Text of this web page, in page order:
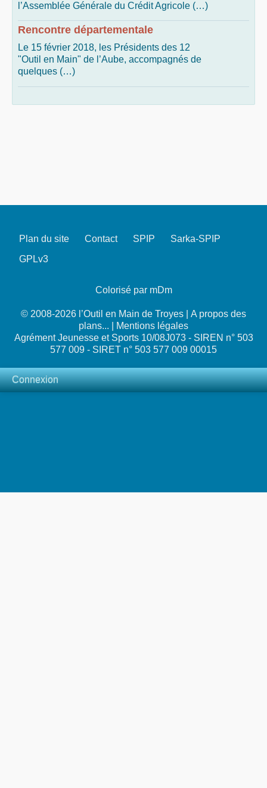
l’Assemblée Générale du Crédit Agricole (…)
Rencontre départementale
Le 15 février 2018, les Présidents des 12
"Outil en Main" de l’Aube, accompagnés de
quelques (…)
Plan du site Contact SPIP
Sarka-SPIP
GPLv3
Colorisé par mDm
© 2008-2026 l’Outil en Main de Troyes | A propos des
plans...
Mentions légales
Agrément Jeunesse et Sports 10/08J073 - SIREN n° 503
577 009 - SIRET n° 503 577 009 00015
Connexion